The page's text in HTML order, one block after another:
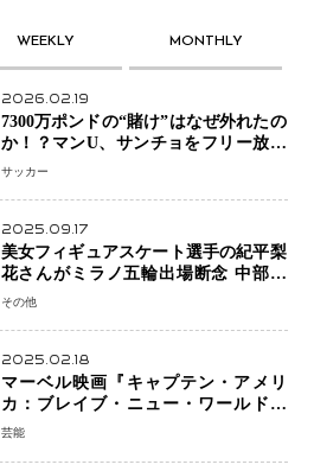
WEEKLY MONTHLY
2026.02.19
7300万ポンドの“賭け”はなぜ外れたの
か！？マンU、サンチョをフリー放出
へ・・・補強戦略の転換点に
サッカー
2025.09.17
美女フィギュアスケート選手の紀平梨
花さんがミラノ五輪出場断念 中部選
手権欠場を発表「安全最優先の判断」
その他
2025.02.18
マーベル映画『キャプテン・アメリ
カ：ブレイブ・ニュー・ワールド』
新ブラック・ウィドウ役のシラ・ハー
芸能